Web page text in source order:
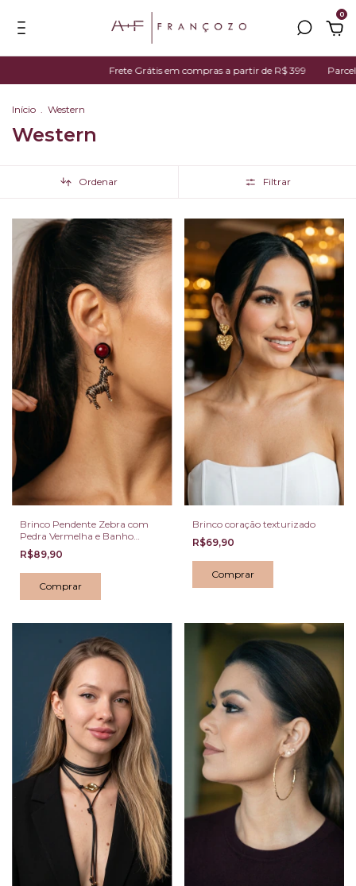
0
Frete Grátis em compras a partir de R$ 399 Parcelamos em até 7x no
Início . Western
Western
Ordenar Filtrar
Brinco Pendente Zebra com
Pedra Vermelha e Banho
Dourado Escuro
R$89,90
Brinco coração texturizado
R$69,90